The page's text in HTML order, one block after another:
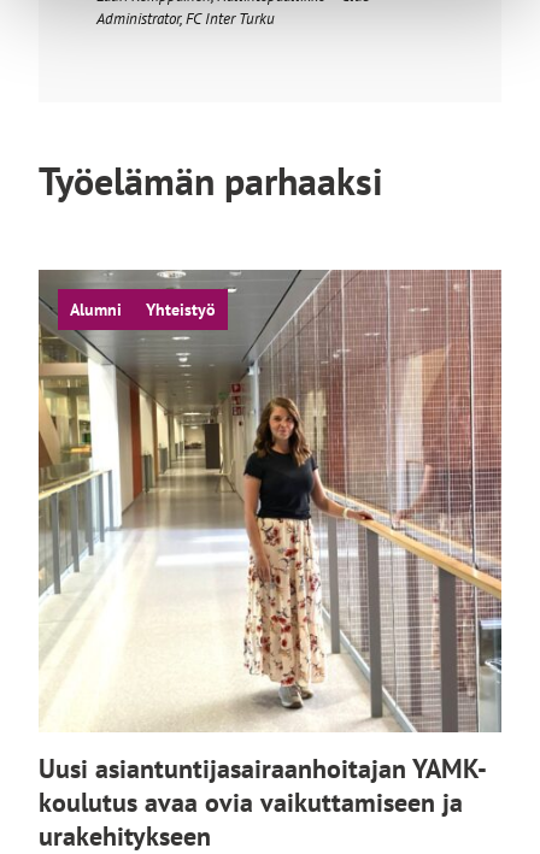
Administrator, FC Inter Turku
Työelämän parhaaksi
Alumni Yhteistyö
Uusi asiantuntijasairaanhoitajan YAMK-
koulutus avaa ovia vaikuttamiseen ja
urakehitykseen